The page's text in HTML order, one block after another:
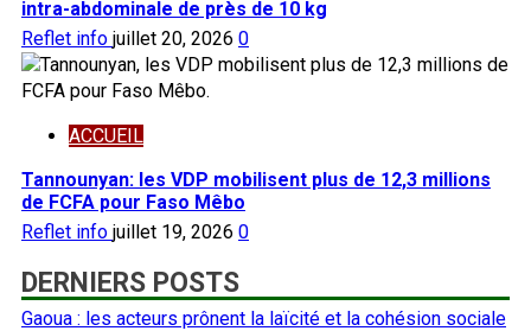
intra-abdominale de près de 10 kg
Reflet info juillet 20, 2026 0
ACCUEIL
Tannounyan: les VDP mobilisent plus de 12,3 millions
de FCFA pour Faso Mêbo
Reflet info juillet 19, 2026 0
DERNIERS POSTS
Gaoua : les acteurs prônent la laïcité et la cohésion sociale